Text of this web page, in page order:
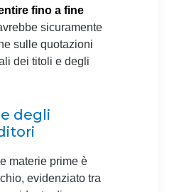
fino a fine
sicuramente
sulle quotazioni
dei titoli e degli
degli
materie prime è
evidenziato tra